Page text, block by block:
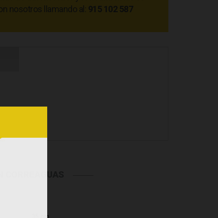
nosotros llamando al: 915 102 587